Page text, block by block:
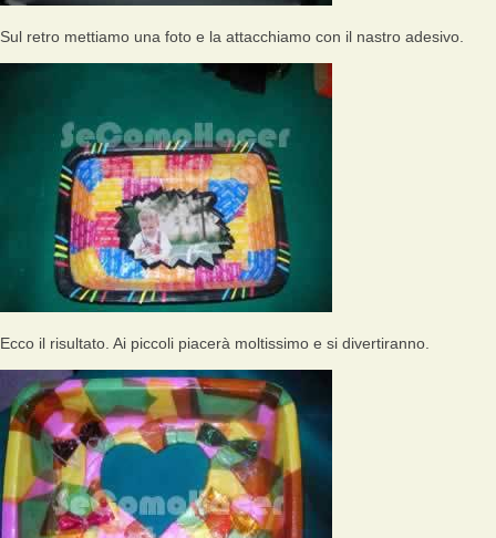
Sul retro mettiamo una foto e la attacchiamo con il nastro adesivo.
Ecco il risultato. Ai piccoli piacerà moltissimo e si divertiranno.